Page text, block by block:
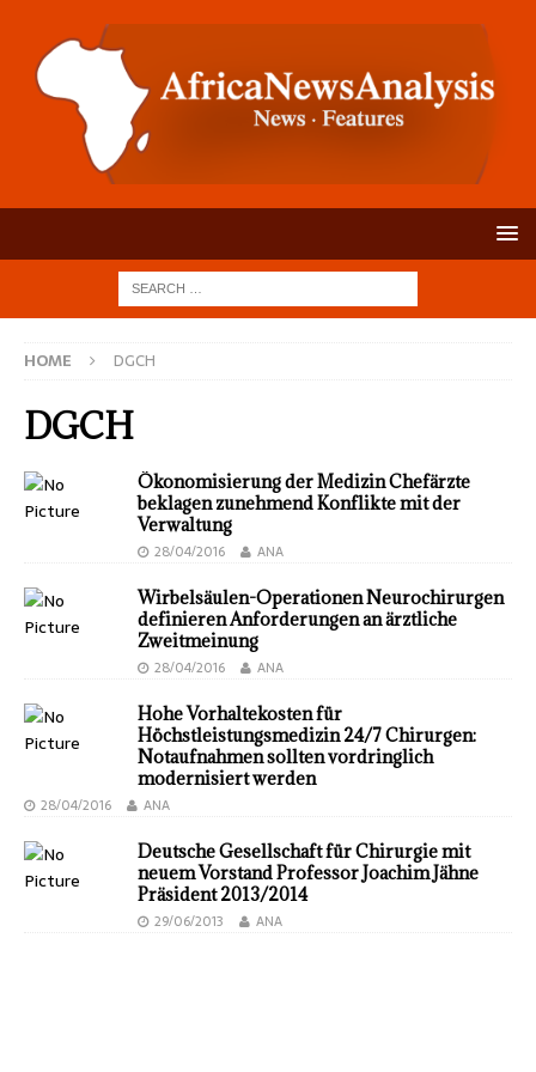
HOME DGCH
DGCH
Ökonomisierung der Medizin Chefärzte
beklagen zunehmend Konflikte mit der
Verwaltung
28/04/2016 ANA
Wirbelsäulen-Operationen Neurochirurgen
definieren Anforderungen an ärztliche
Zweitmeinung
28/04/2016 ANA
Hohe Vorhaltekosten für
Höchstleistungsmedizin 24/7 Chirurgen:
Notaufnahmen sollten vordringlich
modernisiert werden
28/04/2016 ANA
Deutsche Gesellschaft für Chirurgie mit
neuem Vorstand Professor Joachim Jähne
Präsident 2013/2014
29/06/2013 ANA